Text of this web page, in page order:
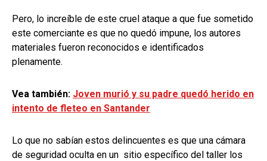
Pero, lo increíble de este cruel ataque a que fue sometido
este comerciante es que no quedó impune, los autores
materiales fueron reconocidos e identificados
plenamente.
Vea también: Joven murió y su padre quedó herido en
intento de fleteo en Santander
Lo que no sabían estos delincuentes es que una cámara
de seguridad oculta en un sitio específico del taller los